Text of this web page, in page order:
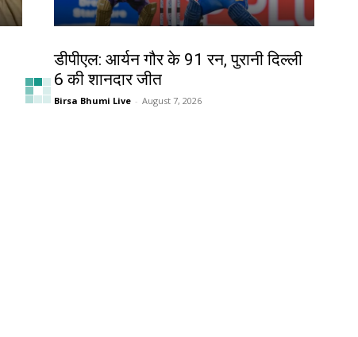
डीपीएल: आर्यन गौर के 91 रन, पुरानी दिल्ली
6 की शानदार जीत
Birsa Bhumi Live - August 7, 2026